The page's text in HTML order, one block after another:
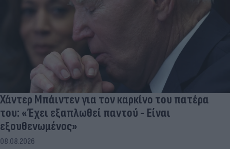
Χάντερ Μπάιντεν για τον καρκίνο του πατέρα
του: «Έχει εξαπλωθεί παντού - Είναι
εξουθενωμένος»
08.08.2026